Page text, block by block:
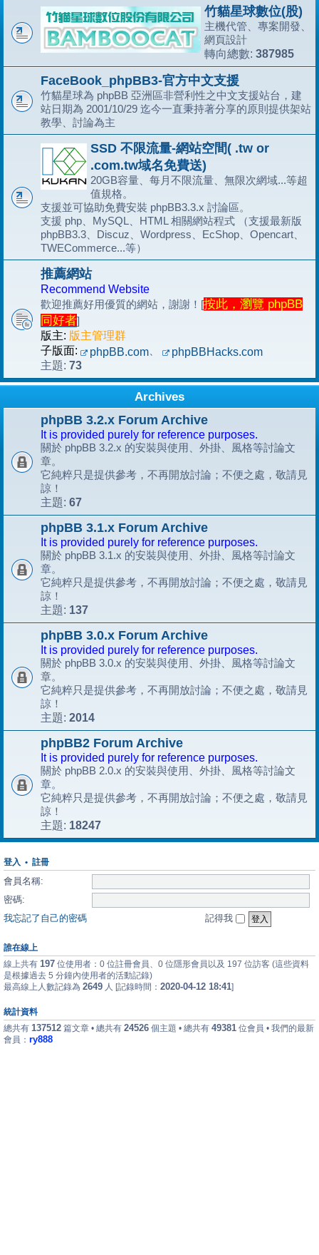
竹貓星球數位(股)
主機代管、專案開發、
網頁設計
轉向總數: 387985
FaceBook_phpBB3-官方中文支援
竹貓星球為 phpBB 亞洲區非營利性之中文支援站台，建
站日期為 2001/10/29 迄今一直秉持著分享的原則提供架站
教學、討論為主
SSD 不限流量-網站空間( .tw or
.com.tw域名免費送)
20GB容量、每月不限流量、無限次網域...等超
值規格。
支援並可協助免費安裝 phpBB3.3.x 討論區。
支援 php、MySQL、HTML 相關網站程式 （支援最新版
phpBB3.3、Discuz、Wordpress、EcShop、Opencart、
TWECommerce...等）
推薦網站
Recommend Website
歡迎推薦好用優質的網站，謝謝！[按此，瀏覽 phpBB
同好者]
版主: 版主管理群
子版面:
phpBB.com、
phpBBHacks.com
主題: 73
Archives
phpBB 3.2.x Forum Archive
It is provided purely for reference purposes.
關於 phpBB 3.2.x 的安裝與使用、外掛、風格等討論文
章。
它純粹只是提供參考，不再開放討論；不便之處，敬請見
諒！
主題: 67
phpBB 3.1.x Forum Archive
It is provided purely for reference purposes.
關於 phpBB 3.1.x 的安裝與使用、外掛、風格等討論文
章。
它純粹只是提供參考，不再開放討論；不便之處，敬請見
諒！
主題: 137
phpBB 3.0.x Forum Archive
It is provided purely for reference purposes.
關於 phpBB 3.0.x 的安裝與使用、外掛、風格等討論文
章。
它純粹只是提供參考，不再開放討論；不便之處，敬請見
諒！
主題: 2014
phpBB2 Forum Archive
It is provided purely for reference purposes.
關於 phpBB 2.0.x 的安裝與使用、外掛、風格等討論文
章。
它純粹只是提供參考，不再開放討論；不便之處，敬請見
諒！
主題: 18247
登入 • 註冊
會員名稱:
密碼:
我忘記了自己的密碼
記得我
誰在線上
線上共有 197 位使用者：0 位註冊會員、0 位隱形會員以及 197 位訪客 (這些資料
是根據過去 5 分鐘內使用者的活動記錄)
最高線上人數記錄為 2649 人 [記錄時間： 2020-04-12 18:41]
統計資料
總共有 137512 篇文章 • 總共有 24526 個主題 • 總共有 49381 位會員 • 我們的最新
會員： ry888